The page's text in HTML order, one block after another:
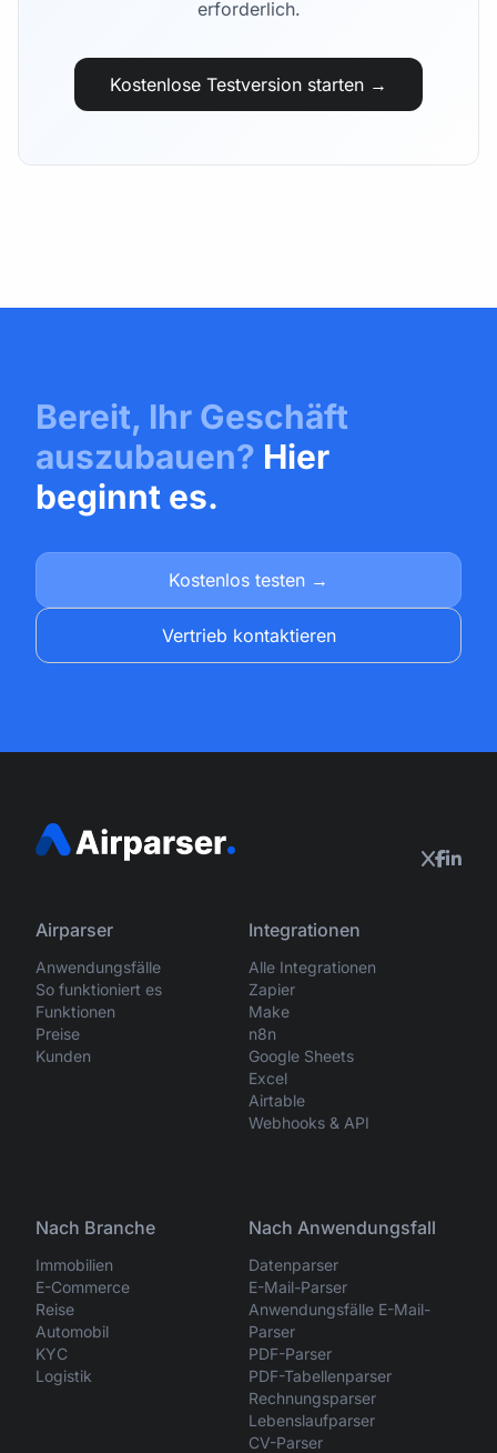
erforderlich.
Kostenlose Testversion starten →
Bereit, Ihr Geschäft
auszubauen? Hier
beginnt es.
Kostenlos testen →
Vertrieb kontaktieren
Airparser
Anwendungsfälle
So funktioniert es
Funktionen
Preise
Kunden
Integrationen
Alle Integrationen
Zapier
Make
n8n
Google Sheets
Excel
Airtable
Webhooks & API
Nach Branche
Immobilien
E-Commerce
Reise
Automobil
KYC
Logistik
Nach Anwendungsfall
Datenparser
E-Mail-Parser
Anwendungsfälle E-Mail-
Parser
PDF-Parser
PDF-Tabellenparser
Rechnungsparser
Lebenslaufparser
CV-Parser